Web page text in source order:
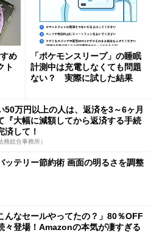
め
ト
「ポケモンスリープ」の睡眠
計測中は充電しなくても問題
ない？ 実際に試した結果
50万円以上の人は、返済を3～6ヶ月
『大幅に減額してから返済する手続
済して！
務総合事務所）
ッテリー節約術 画面の明るさを調整
んなセールやってたの？」80％OFF
々登場！Amazonの本気が凄すぎる